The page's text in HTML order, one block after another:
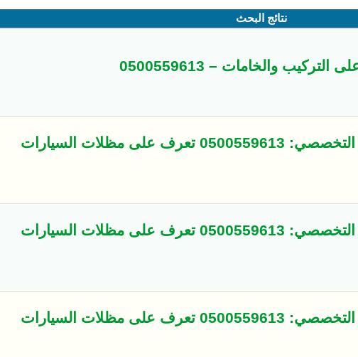
نتائج البحث
والخامات – 0500559613
مظلات السيارات - مظلات وسواتر التخصصي: 0500559613 تعرف على مظلات السيارات
مظلات السيارات - مظلات وسواتر التخصصي: 0500559613 تعرف على مظلات السيارات
مظلات السيارات - مظلات وسواتر التخصصي: 0500559613 تعرف على مظلات السيارات